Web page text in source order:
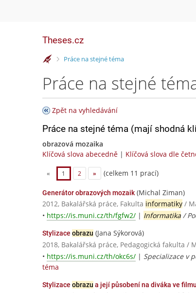
Theses.cz
>Práce na stejné téma
Práce na stejné
Zpět na vyhledávání
Práce na stejné téma (mají shodná
obrazová mozaika
Klíčová slova abecedně | Klíčová slova dle
« 1 2 » (celkem 11 prací)
Generátor obrazových mozaik(Michal Ziman)
2012, Bakalářská práce, Fakulta informatiky /
• https://is.muni.cz/th/fgfw2/ | Informatika /
Stylizace obrazu (Jana Sýkorová)
2018, Bakalářská práce, Pedagogická fakulta /
• https://is.muni.cz/th/okc6s/ | Specializace v
téma
Stylizace obrazu a její působení na diváka ve